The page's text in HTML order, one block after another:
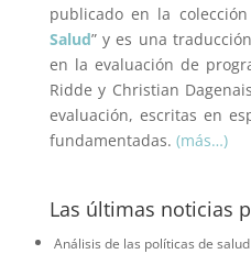
publicado en la colección
Salud” y es una
en la evaluación de
Ridde y Christian
evaluación, escritas en
fundamentadas. (más…)
Las últimas noticias
Análisis de las políticas de salud